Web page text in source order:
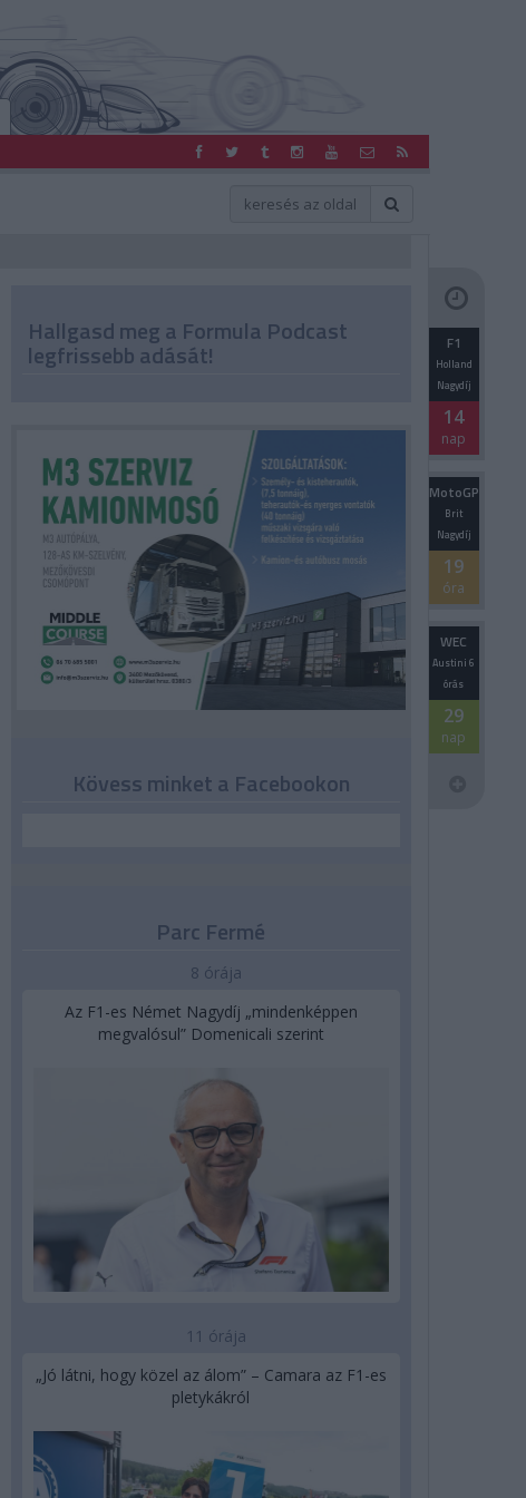
Hallgasd meg a Formula Podcast
legfrissebb adását! F1
Holland
Nagydíj
14
nap
MotoGP
Brit
Nagydíj
19
óra
WEC
Austini 6
órás
29
nap
Kövess minket a Facebookon
Parc Fermé
8 órája
Az F1-es Német Nagydíj „mindenképpen
megvalósul” Domenicali szerint
11 órája
„Jó látni, hogy közel az álom” – Camara az F1-es
pletykákról